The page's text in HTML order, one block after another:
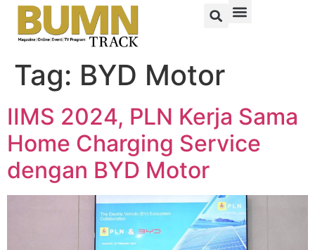
Tag: BYD Motor
IIMS 2024, PLN Kerja Sama
Home Charging Service
dengan BYD Motor